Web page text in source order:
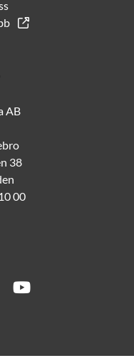
AB
38
00
Instagram